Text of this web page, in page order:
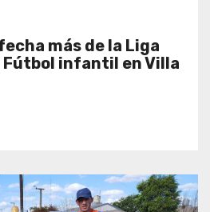
más de la Liga
infantil en Villa